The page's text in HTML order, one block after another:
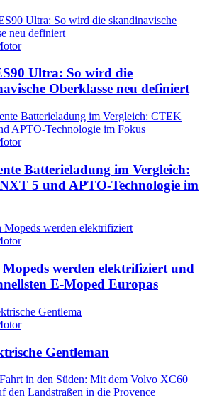
Ultra: So wird die
Oberklasse neu definiert
Batterieladung im Vergleich:
5 und APTO-Technologie im
Mopeds werden elektrifiziert und
E-Moped Europas
Gentleman